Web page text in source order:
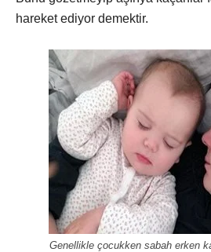
hareket ediyor demektir.
Genellikle çocukken sabah erken